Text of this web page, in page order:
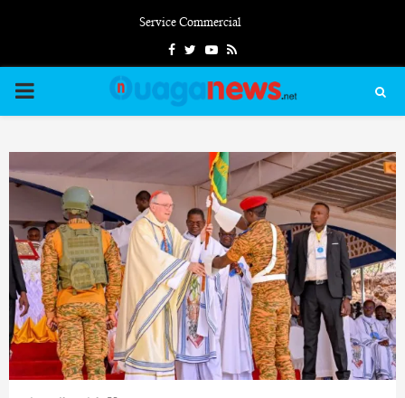
Service Commercial
FacebookTwitterYoutube
Rss
PRIMARY